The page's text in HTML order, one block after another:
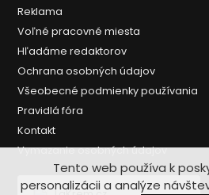
Reklama
Voľné pracovné miesta
Hľadáme redaktorov
Ochrana osobných údajov
Všeobecné podmienky používania
Pravidlá fóra
Kontakt
Vymazanie osobných údajov
Tento web používa k
personalizácii a analýze